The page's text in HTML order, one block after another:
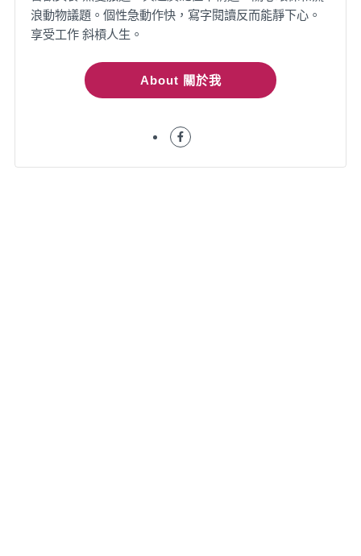
浪動物議題。個性急動作快，寫字閱讀反而能靜下心。
享受工作 斜槓人生。
About 關於我